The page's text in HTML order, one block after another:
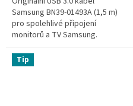
Samsung BN39-01493A (1,5 m)
pro spolehlivé připojení
monitorů a TV Samsung.
Tip